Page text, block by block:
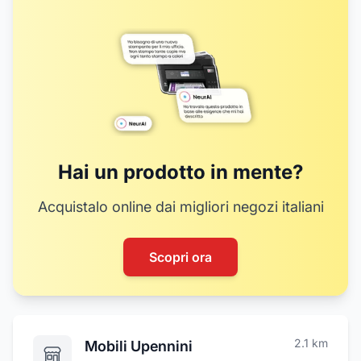
11
13
14
15
16
17
18 19
Hai un prodotto in mente?
Acquistalo online dai migliori negozi italiani
Scopri ora
Mobili Upennini 2.1 km